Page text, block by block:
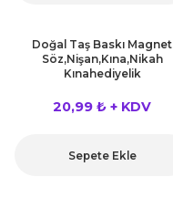
Doğal Taş Baskı Magnet
Söz,Nişan,Kına,Nikah
Kınahediyelik
20,99 ₺ + KDV
Sepete Ekle